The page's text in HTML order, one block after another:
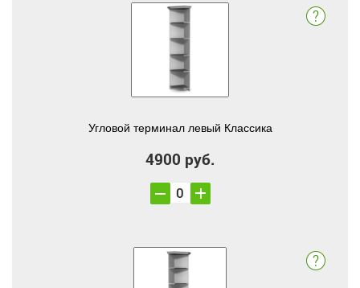
Угловой терминал левый Классика
4900 руб.